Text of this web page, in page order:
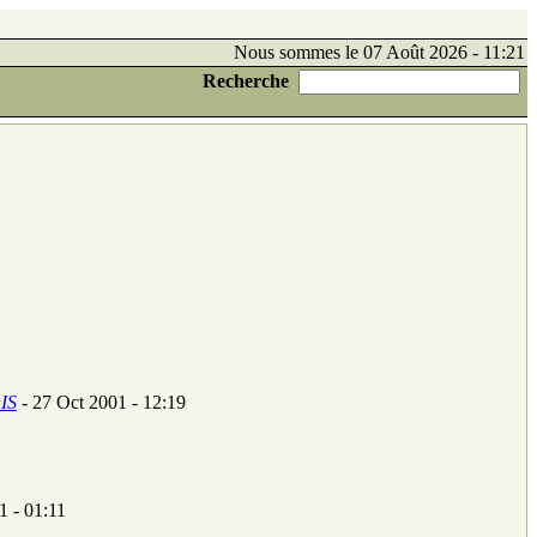
Nous sommes le 07 Août 2026 - 11:21
Recherche
- 27 Oct 2001 - 12:19
- 01:11